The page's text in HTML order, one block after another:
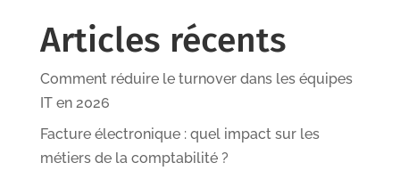
Articles récents
Comment réduire le turnover dans les équipes
IT en 2026
Facture électronique : quel impact sur les
métiers de la comptabilité ?